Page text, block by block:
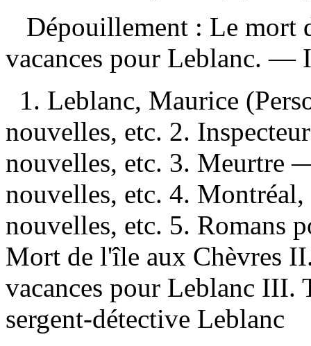
Dépouillement : Le mort
vacances pour Leblanc. —
1. Leblanc, Maurice
nouvelles, etc. 2.
nouvelles, etc. 3. Meurtre
nouvelles, etc. 4.
nouvelles, etc. 5. Romans
Mort de l'île aux Chèvres
vacances pour Leblanc III.
sergent-détective Leblanc